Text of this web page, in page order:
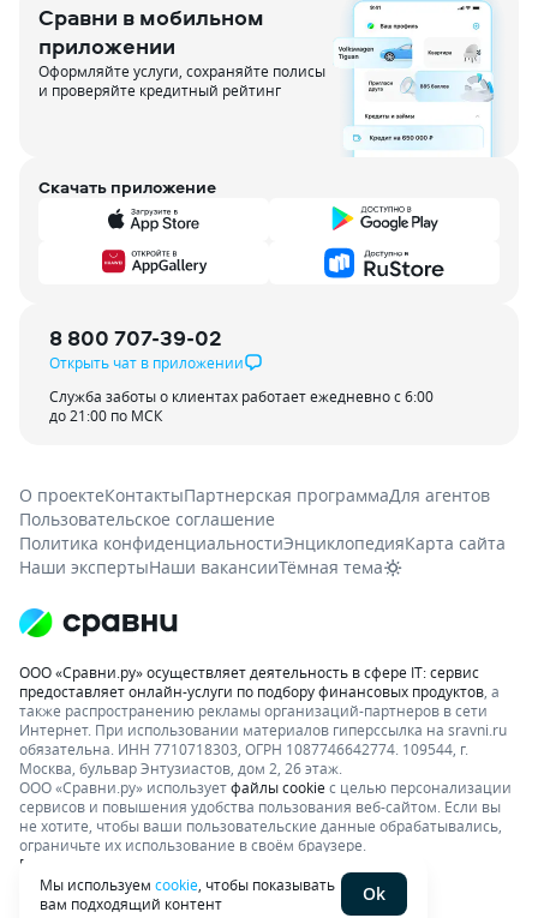
Сравни в мобильном
приложении
Оформляйте услуги, сохраняйте полисы
и проверяйте кредитный рейтинг
Скачать приложение
8 800 707-39-02
Открыть чат в приложении
Служба заботы о клиентах работает ежедневно с 6:00
до 21:00 по МСК
О проектеКонтактыПартнерская программаДля агентов
Пользовательское соглашение
Политика конфиденциальностиЭнциклопедияКарта сайта
Наши экспертыНаши вакансииТёмная тема
ООО «Сравни.ру» осуществляет деятельность в сфере IT: сервис
предоставляет онлайн-услуги по подбору финансовых продуктов , а
также распространению рекламы организаций-партнеров в сети
Интернет. При использовании материалов гиперссылка на sravni.ru
обязательна. ИНН 7710718303, ОГРН 1087746642774. 109544, г.
Москва, бульвар Энтузиастов, дом 2, 26 этаж.
ООО «Сравни.ру» используетфайлы cookieс целью персонализации
сервисов и повышения удобства пользования веб-сайтом. Если вы
не хотите, чтобы ваши пользовательские данные обрабатывались,
ограничьте их использование в своём браузере.
Подробнее об условиях. Раскрытие информации
Мы используем cookie , чтобы показывать
вам подходящий контент
Ok